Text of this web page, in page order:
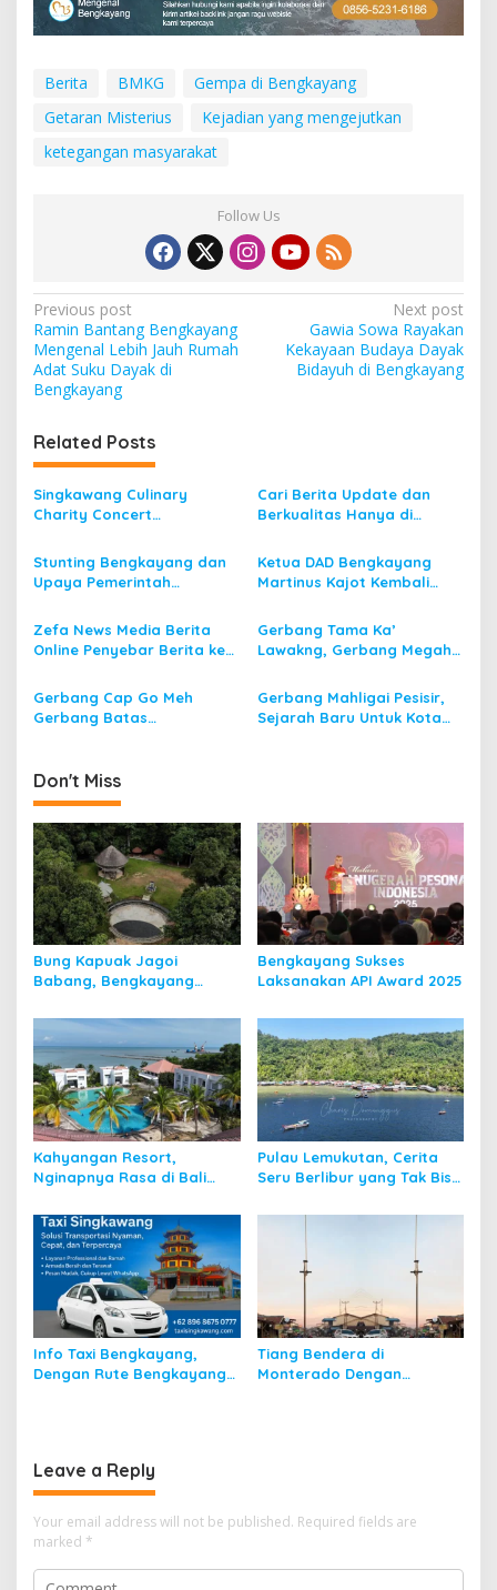
Berita BMKG
Gempa di Bengkayang
Getaran Misterius
Kejadian yang mengejutkan
ketegangan masyarakat
Follow Us
P
o
s
t
n
a
v
i
g
a
t
i
o
n
Previous post
Ramin Bantang Bengkayang
Mengenal Lebih Jauh Rumah
Adat Suku Dayak di
Bengkayang
Next post
Gawia Sowa Rayakan
Kekayaan Budaya Dayak
Bidayuh di Bengkayang
Related Posts
Singkawang Culinary
Charity Concert
Singkawang
Cari Berita Update dan
Berkualitas Hanya di
Stunting Bengkayang dan
Upaya Pemerintah
Menurunkan Stunting
Ketua DAD Bengkayang
Martinus Kajot Kembali
Zefa News Media Berita
Online Penyebar Berita ke
Gerbang Tama Ka’
Lawakng, Gerbang Megah
Singkawang – Bengkayang
Gerbang Cap Go Meh
Gerbang Batas
Gerbang Mahligai Pesisir,
Sejarah Baru Untuk Kota
Don't Miss
Bung Kapuak Jagoi
Babang, Bengkayang
Bengkayang Sukses
Laksanakan API Award 2025
Kahyangan Resort,
Nginapnya Rasa di Bali
Pulau Lemukutan, Cerita
Seru Berlibur yang Tak Bisa
Info Taxi Bengkayang,
Dengan Rute Bengkayang
Tiang Bendera di
Monterado Dengan
Leave a Reply
Your email address will not be published. Required fields are
marked *